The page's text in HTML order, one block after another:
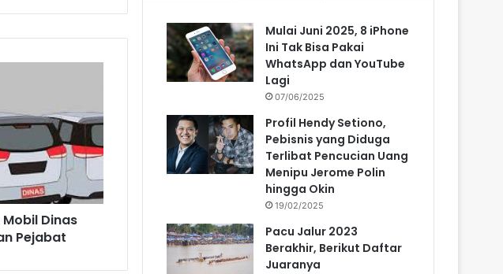
Dinas
Pejabat
Mulai Juni 2025, 8 iPhone
Ini Tak Bisa Pakai
WhatsApp dan YouTube
Lagi
07/06/2025
Profil Hendy Setiono,
Pebisnis yang Diduga
Terlibat Pencucian Uang
Menipu Jerome Polin
hingga Okin
19/02/2025
Pacu Jalur 2023
Berakhir, Berikut Daftar
Juaranya